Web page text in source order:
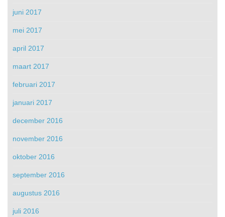
juni 2017
mei 2017
april 2017
maart 2017
februari 2017
januari 2017
december 2016
november 2016
oktober 2016
september 2016
augustus 2016
juli 2016